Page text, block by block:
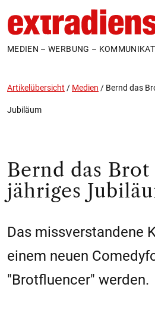
MEDIEN – WERBUNG –
Artikelübersicht / Medien / Bernd das
Jubiläum
Bernd das
jähriges
Das missverstandene
einem neuen
"Brotfluencer" werden.